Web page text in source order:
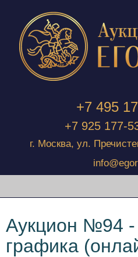
+7 495
+7 925 177-
г. Москва, ул.
Аукцион №94
графика